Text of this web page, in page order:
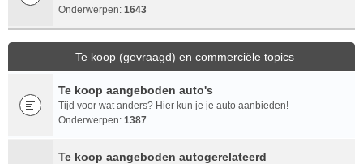
Onderwerpen: 1643
Te koop (gevraagd) en commerciële topics
Te koop aangeboden auto's
Tijd voor wat anders? Hier kun je je auto aanbieden!
Onderwerpen: 1387
Te koop aangeboden autogerelateerd